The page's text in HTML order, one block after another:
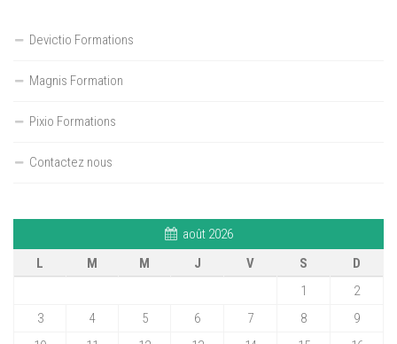
Devictio Formations
Magnis Formation
Pixio Formations
Contactez nous
août 2026
L
M M J V S
D
1
2
3
4 5 6 7 8
9